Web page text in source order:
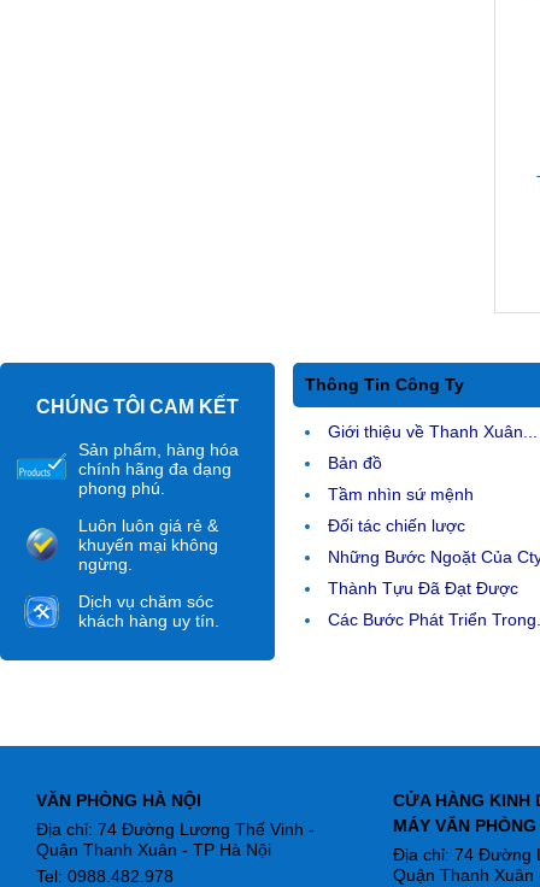
CHÚNG TÔI CAM KẾT
Sản phẩm, hàng hóa
chính hãng đa dạng
phong phú.
Luôn luôn giá rẻ &
khuyến mại không
ngừng.
Dịch vụ chăm sóc
khách hàng uy tín.
Thông Tin Công Ty
Giới thiệu về Thanh Xuân...
Bản đồ
Tầm nhìn sứ mệnh
Đối tác chiến lược
Những Bước Ngoặt Của
Thành Tựu Đã Đạt Được
Các Bước Phát Triển
VĂN PHÒNG HÀ NỘI
Địa chỉ: 74 Đường Lương Thế Vinh -
Quận Thanh Xuân - TP Hà Nội
Tel: 0988.482.978
CỬA HÀNG KINH
MÁY VĂN PHÒNG
Địa chỉ: 74 Đường
Quận Thanh Xuân